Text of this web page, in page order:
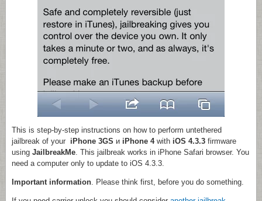
This is step-by-step instructions on how to perform untethered
jailbreak of your iPhone 3GS и iPhone 4with iOS 4.3.3 firmware
using JailbreakMe. This jailbreak works in iPhone Safari browser. You
need a computer only to update to iOS 4.3.3.
Important information. Please think first, before you do something.